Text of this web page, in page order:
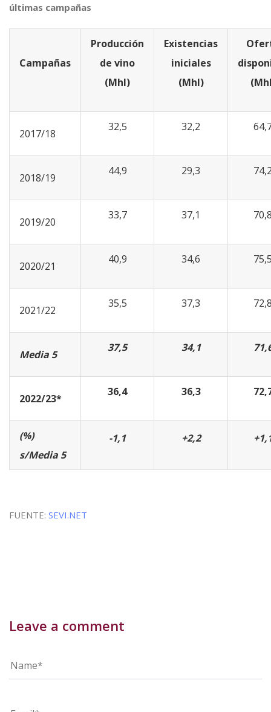
últimas campañas
Campañas
Producción
de vino
(Mhl)
Existencias
iniciales
(Mhl)
2017/18
32,5 32,2
2018/19
44,9 29,3
2019/20
33,7 37,1
2020/21
40,9 34,6
2021/22
35,5 37,3
Media 5
37,5 34,1
2022/23*
36,4 36,3
(%)
s/Media 5
-1,1 +2,2
FUENTE: SEVI.NET
Leave a comment